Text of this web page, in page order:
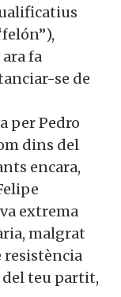
fa
se de
per Pedro
dins del
encara,
extrema
malgrat
resistència
del teu partit,